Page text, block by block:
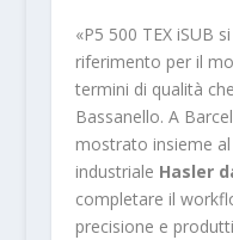
«P5 500 TEX iSUB
riferimento per il
termini di qualità
Bassanello. A
mostrato insieme
industriale Hasler
completare il
precisione e